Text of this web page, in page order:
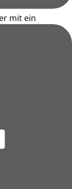
mit ein